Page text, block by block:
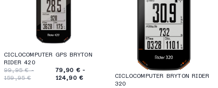
CICLOCOMPUTER GPS BRYTON
RIDER 420
99,95 € -
159,95 €
79,90 € -
124,90 €
CICLOCOMPUTER BRYTON RIDER
320